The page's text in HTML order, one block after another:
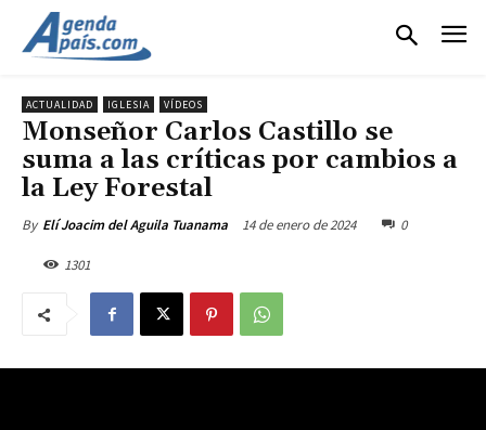
ACTUALIDAD IGLESIA VÍDEOS
Monseñor Carlos Castillo se
suma a las críticas por cambios a
la Ley Forestal
By Elí Joacim del Aguila Tuanama 14 de enero de 2024 0
1301